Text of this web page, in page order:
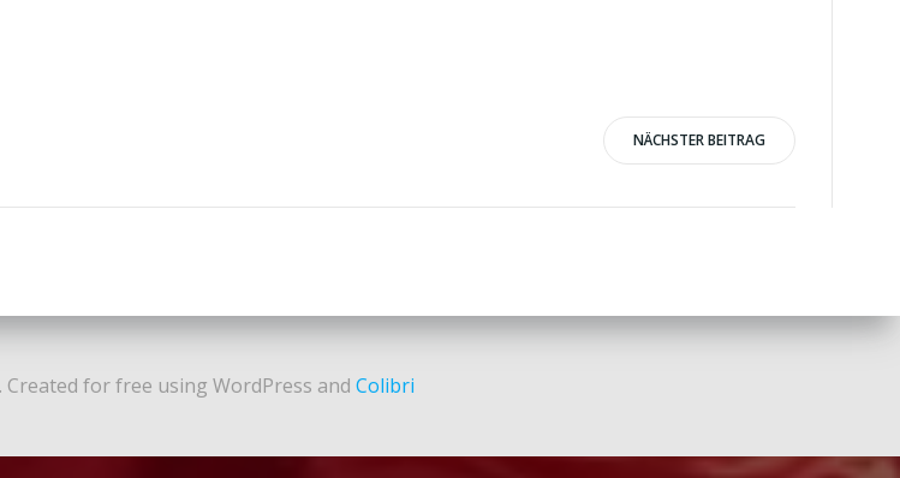
navigation
NÄCHSTER BEITRAG
for free using WordPress and Colibri